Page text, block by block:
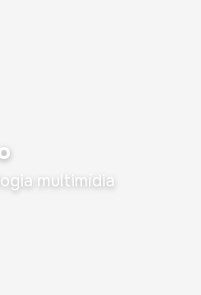
multimídia